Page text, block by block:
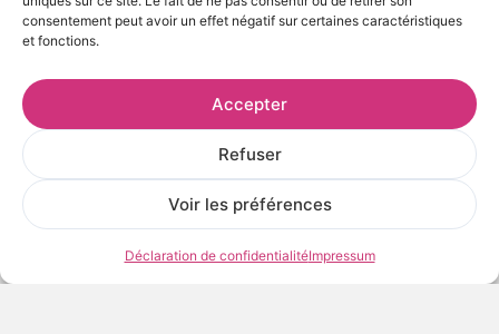
consentement peut avoir un effet négatif sur certaines caractéristiques
et fonctions.
Accepter
Refuser
Voir les préférences
Déclaration de confidentialitéImpressum